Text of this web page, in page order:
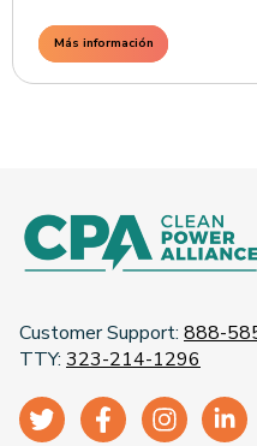
Más información
Customer Support: 888-
TTY: 323-214-1296